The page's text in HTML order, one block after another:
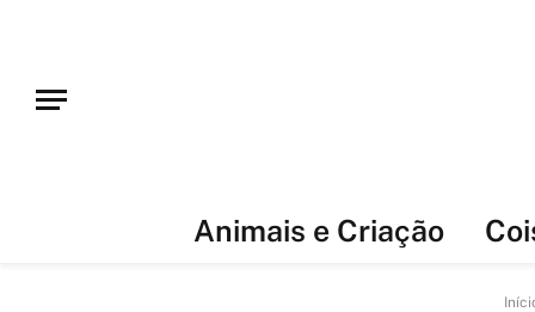
Animais e Criação